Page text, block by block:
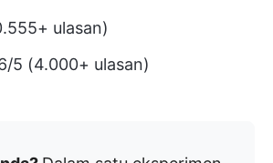
ulasan)
5 (4.000+ ulasan)